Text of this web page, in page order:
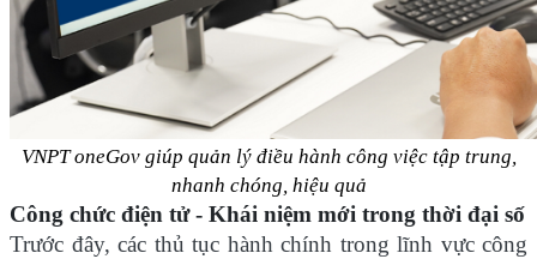
VNPT oneGov giúp quản lý điều hành công việc tập trung,
nhanh chóng, hiệu quả
Công chức điện tử - Khái niệm mới trong thời đại số
Trước đây, các thủ tục hành chính trong lĩnh vực công